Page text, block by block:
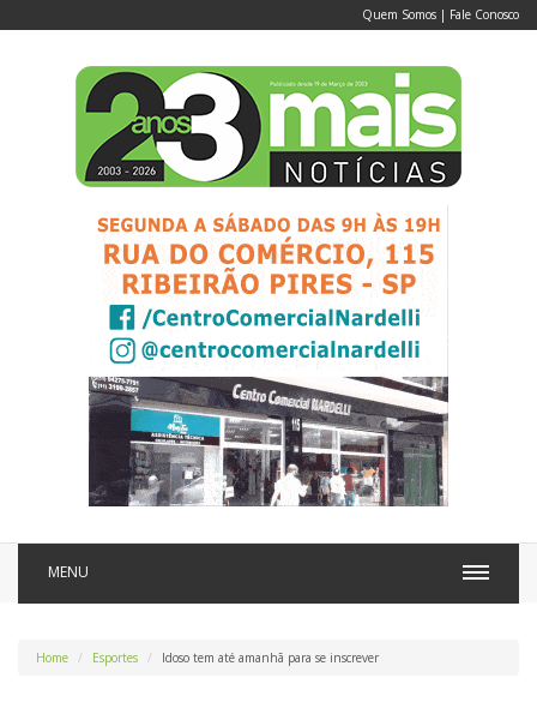
Quem Somos | Fale Conosco
MENU
Home Esportes Idoso tem até amanhã para se inscrever